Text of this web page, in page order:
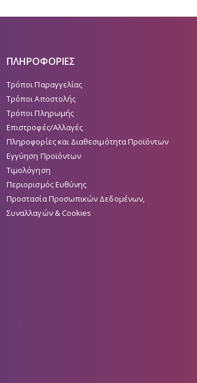
ΠΛΗΡΟΦΟΡΙΕΣ
Τρόποι Παραγγελίας
Τρόποι Αποστολής
Τρόποι Πληρωμής
Επιστροφές/Αλλαγές
Πληροφορίες και Διαθεσιμότητα Προϊόντων
Εγγύηση Προϊόντων
Τιμολόγηση
Περιορισμός Ευθύνης
Προστασία Προσωπικών Δεδομένων,
Συναλλαγών & Cookies